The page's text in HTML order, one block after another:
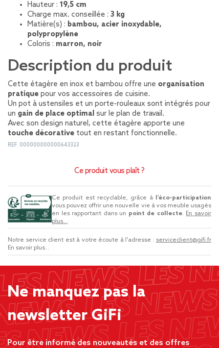
Hauteur : 19,5 cm
Charge max. conseillée : 3 kg
Matière(s) : bambou, acier inoxydable,
polypropylène
Coloris : marron, noir
Description du produit
Cette étagère en inox et bambou offre une organisation
pratique pour vos accessoires de cuisine.
Un pot à ustensiles et un porte-rouleaux sont intégrés pour
un gain de place optimal sur le plan de travail.
Avec son design naturel, cette étagère apporte une
touche décorative tout en restant fonctionnelle.
REF. 000000000000643323
Ce produit vous plaît ?
Ce produit est recyclable, grâce à
l’éco-participation
vous pouvez offrir une nouvelle vie à vos meuble usagés
en les rapportant dans un point de collecte. En savoir
plus....
Notre service client est à votre écoute à l'adresse : serviceclient@gifi.fr
En savoir plus...
Ne manquez pas la
newsletter GiFi
Pour être informé des nouveautés et des offres